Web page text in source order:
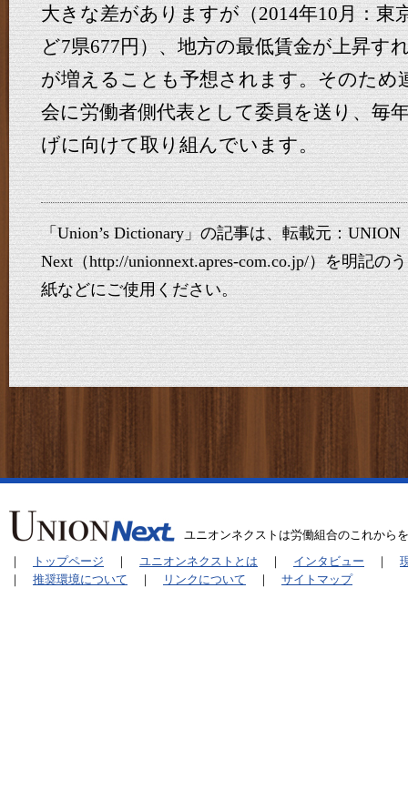
大きな差がありますが（2014年10月：東
ど7県677円）、地方の最低賃金が上昇す
が増えることも予想されます。そのため
会に労働者側代表として委員を送り、毎
げに向けて取り組んでいます。
「Union’s Dictionary」の記事は、転載元：UNION
Next（http://unionnext.apres-com.co.jp/）を明記の
紙などにご使用ください。
ユニオンネクストは労働組合のこれから
｜
トップページ ｜ ユニオンネクストとは ｜ インタビュー ｜
｜ 推奨環境について ｜ リンクについて ｜ サイトマップ